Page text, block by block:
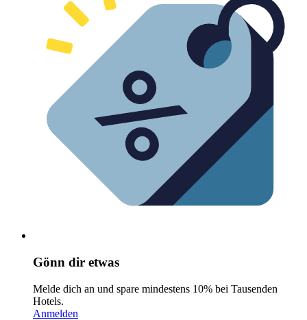
Gönn dir etwas
Melde dich an und spare mindestens 10% bei Tausenden
Hotels.
Anmelden